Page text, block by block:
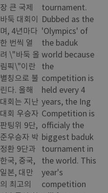
장 큰 국제
바둑 대회이
며, 4년마다
한 번씩 열
려 \"바둑 올
림픽\"이란
별칭으로 불
린다. 올해
대회는 지난
대회 우승자
판팅위 9단,
준우승자 박
정환 9단과
한국, 중국,
일본, 대만
의 최고의
tournament.
Dubbed as the
'Olympics' of
the baduk
world because
the
competition is
held every 4
years, the Ing
Competition is
officialy the
biggest baduk
tournament in
the world. This
year's
competition